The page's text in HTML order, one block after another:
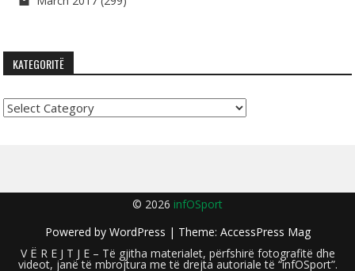
KATEGORITË
Kategoritë
© 2026 infOSport
Powered by WordPress | Theme: AccessPress Mag
V Ë R E J T J E – Të gjitha materialet, përfshirë fotografitë dhe
videot, janë të mbrojtura me të drejta autoriale të “infOSport”.